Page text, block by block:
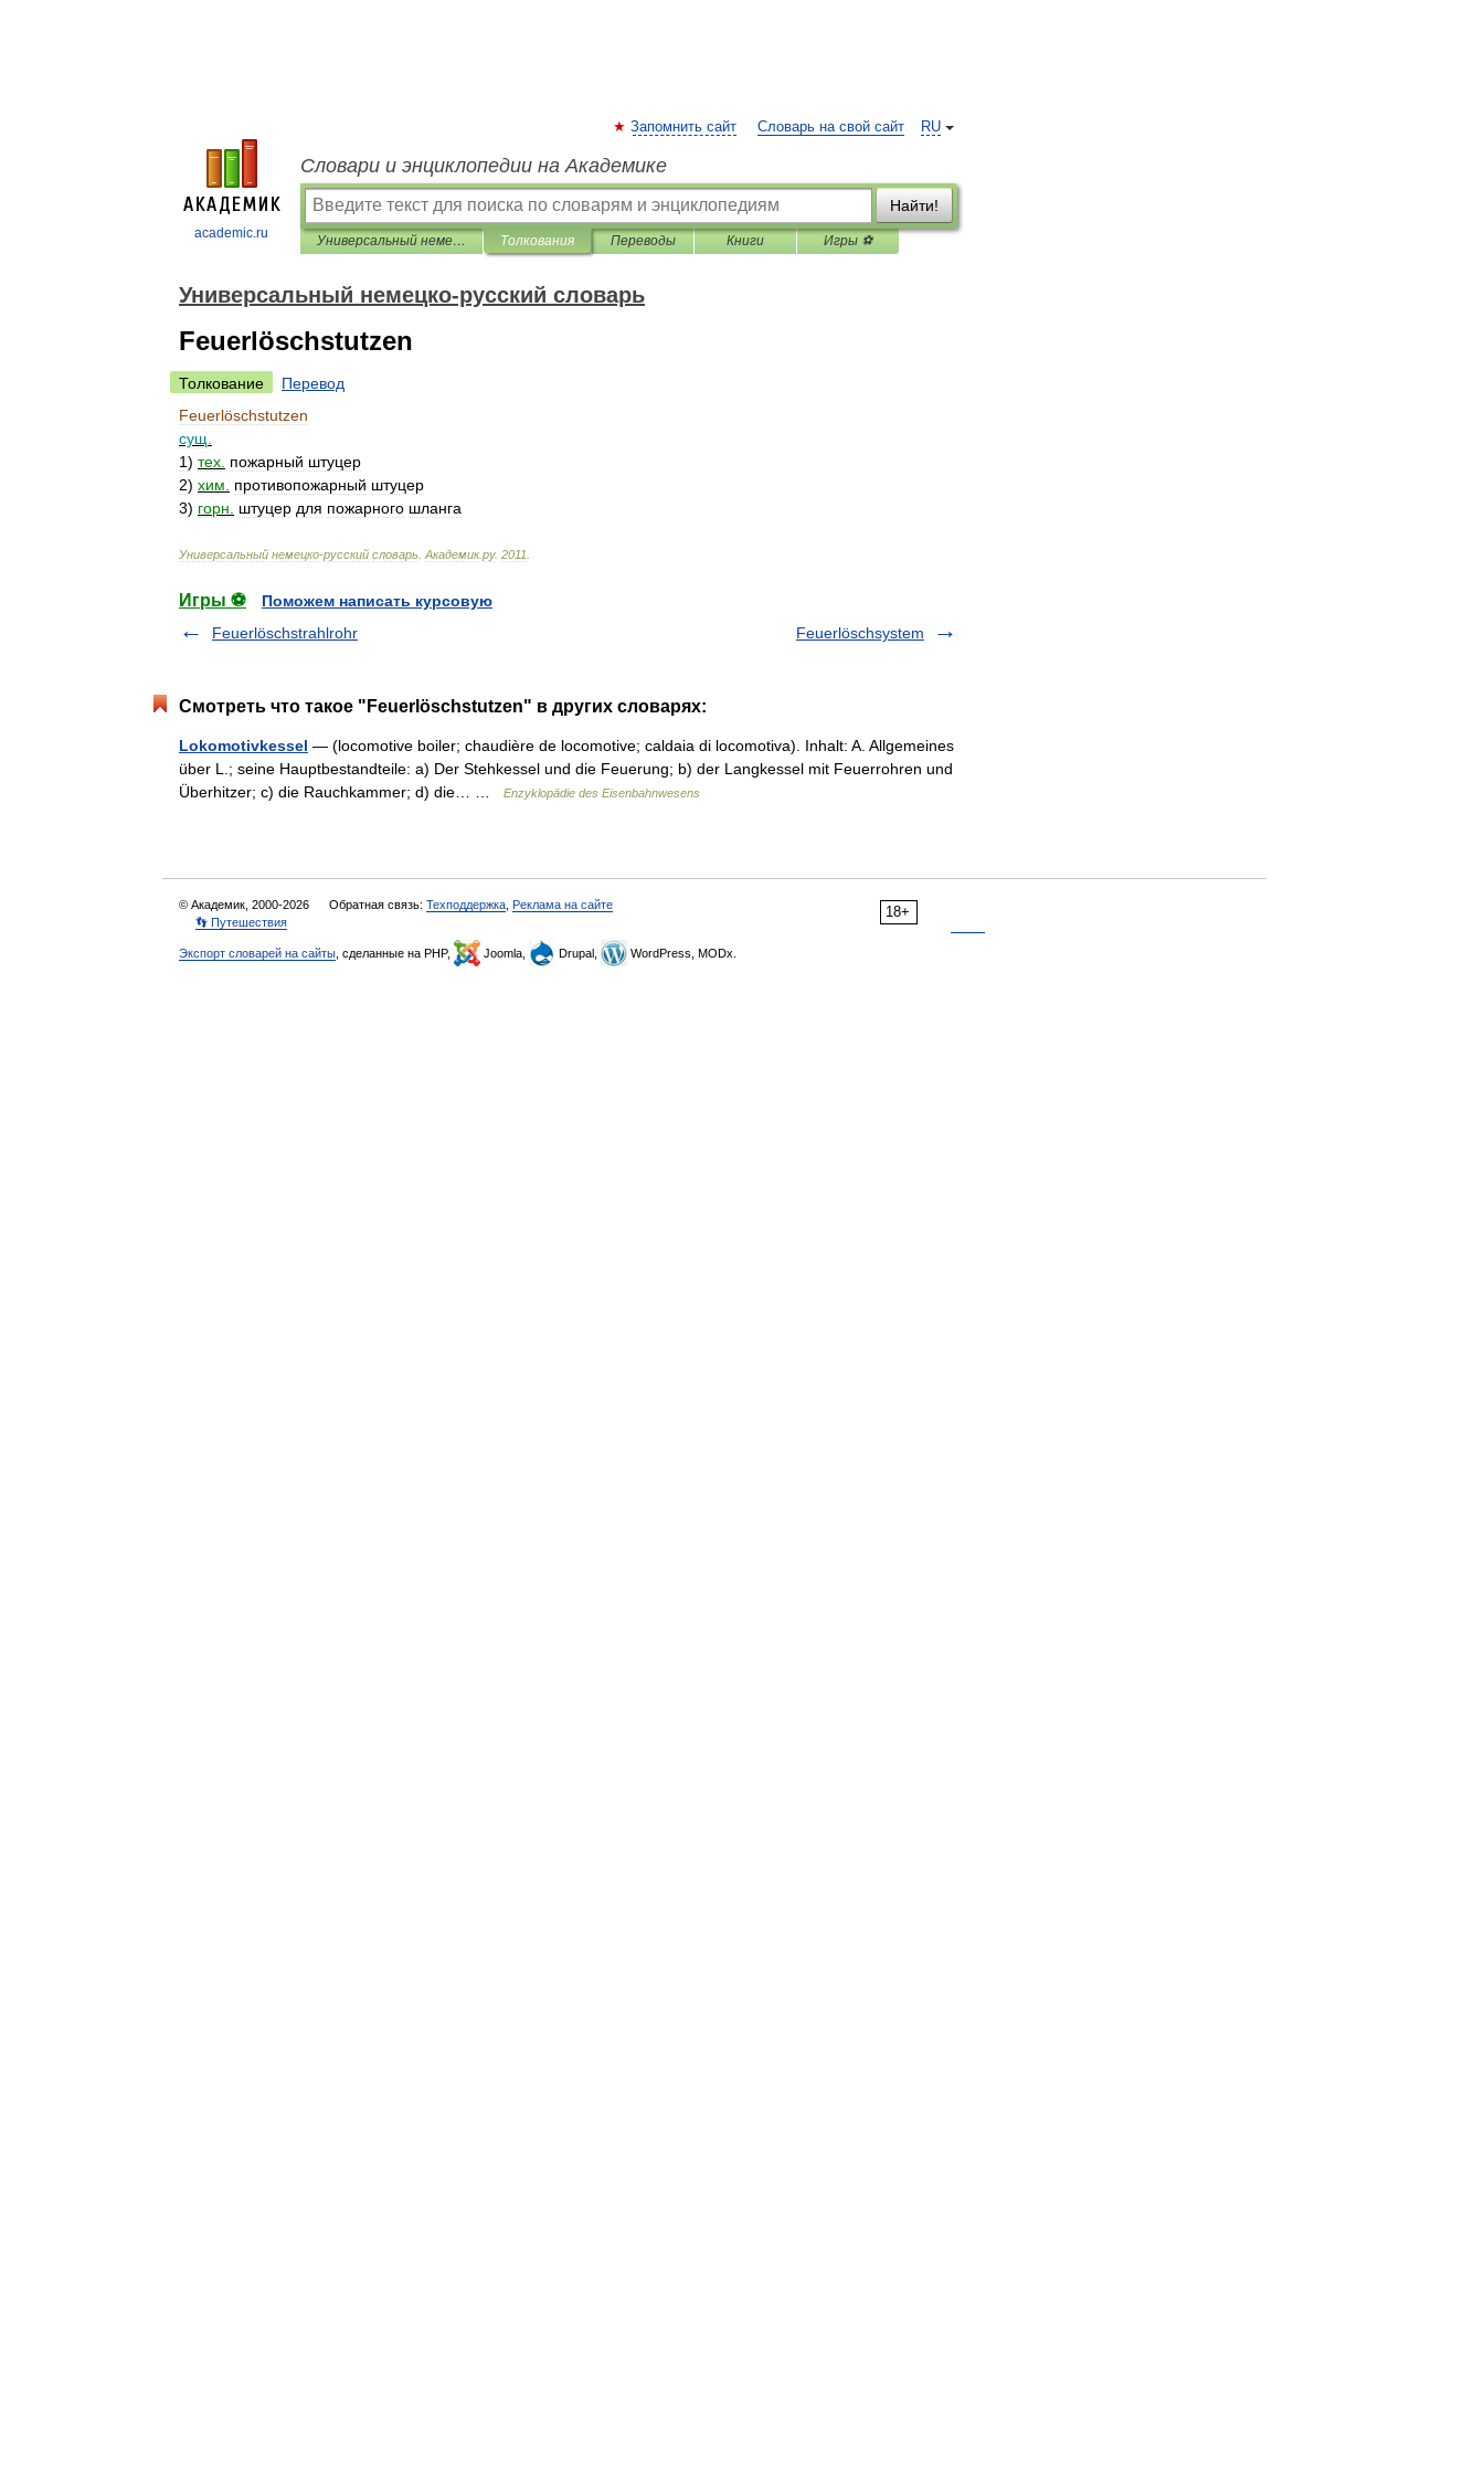
academic.ru
RU
Запомнить сайт Словарь на свой сайт
Словари и энциклопедии на Академике
Найти!
Универсальный немецко-русский словарь Толкования Переводы Книги Игры ⚽
Универсальный немецко-русский словарь
Feuerlöschstutzen
Толкование
Перевод
Feuerlöschstutzen
сущ
1) тех пожарный штуцер
2) хим противопожарный штуцер
3) горн штуцер для пожарного шланга
Универсальный немецко-русский словарь Академик.ру. 2011
Игры ⚽
Поможем написать курсовую
Feuerlöschstrahlrohr
Feuerlöschsystem
Смотреть что такое "Feuerlöschstutzen" в других словарях:
Lokomotivkessel — (locomotive boiler; chaudière de locomotive; caldaia di locomotiva). Inhalt: A. Allgemeines
über L.; seine Hauptbestandteile: a) Der Stehkessel und die Feuerung; b) der Langkessel mit Feuerrohren und
Überhitzer; c) die Rauchkammer; d) die… …
Enzyklopädie des Eisenbahnwesens
18+
© Академик, 2000-2026 Обратная связь: Техподдержка Реклама на сайте
👣 Путешествия
Экспорт словарей на сайты , сделанные на PHP, Joomla, Drupal, WordPress, MODx.